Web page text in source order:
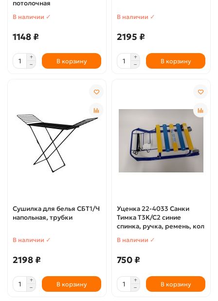
потолочная
В наличии ✓
1148 ₽
В корзину
В наличии ✓
2195 ₽
В корзину
Сушилка для белья СБТ1/Ч
напольная, трубки
В наличии ✓
2198 ₽
В корзину
Уценка 22-4033 Санки
Тимка T3K/C2 синие
спинка, ручка, ремень, кол
В наличии ✓
750 ₽
В корзину